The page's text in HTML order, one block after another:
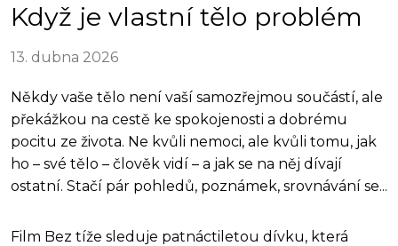
Když je vlastní tělo problém
13. dubna 2026
Někdy vaše tělo není vaší samozřejmou součástí, ale
překážkou na cestě ke spokojenosti a dobrému
pocitu ze života. Ne kvůli nemoci, ale kvůli tomu, jak
ho – své tělo – člověk vidí – a jak se na něj dívají
ostatní. Stačí pár pohledů, poznámek, srovnávání se...
Film Bez tíže sleduje patnáctiletou dívku, která